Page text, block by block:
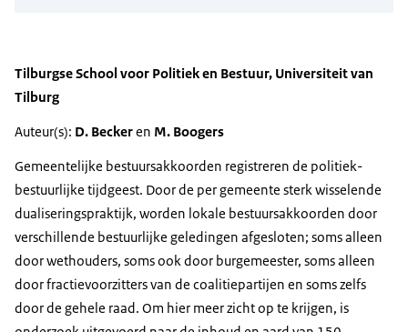
Tilburgse School voor Politiek en Bestuur, Universiteit van
Tilburg
Auteur(s): D. Beckeren M. Boogers
Gemeentelijke bestuursakkoorden registreren de politiek-
bestuurlijke tijdgeest. Door de per gemeente sterk wisselende
dualiseringspraktijk, worden lokale bestuursakkoorden door
verschillende bestuurlijke geledingen afgesloten; soms alleen
door wethouders, soms ook door burgemeester, soms alleen
door fractievoorzitters van de coalitiepartijen en soms zelfs
door de gehele raad. Om hier meer zicht op te krijgen, is